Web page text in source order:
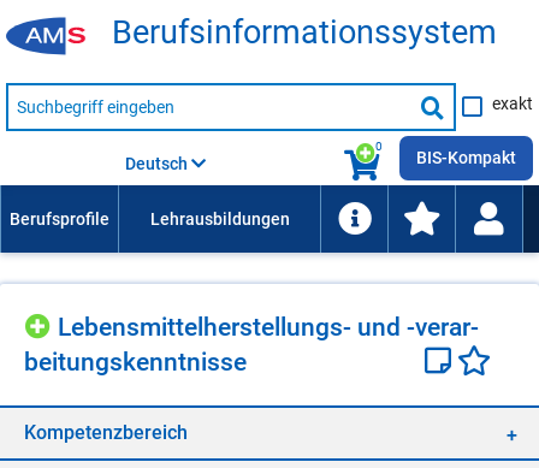
Be­rufs­in­for­ma­ti­ons­sys­tem
Suche
nach
Suche
starten
exakt
0
Deutsch BIS-Kompakt
Le­bens­mit­tel­her­stel­lungs- und -ver­ar­
bei­tungs­kennt­nis­se
Kom­pe­tenz­be­reich